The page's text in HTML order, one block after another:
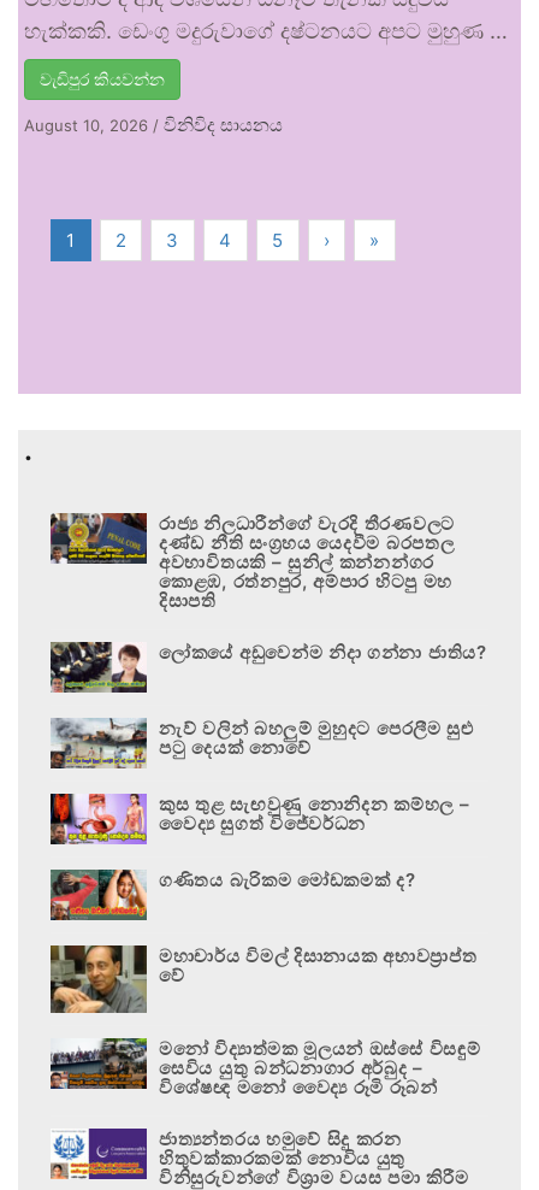
හැක්කකි. ඩෙංගු මදුරුවාගේ දෂ්ටනයට අපට මුහුණ …
වැඩිපුර කියවන්න
August 10, 2026 / විනිවිද සායනය
1 2 3 4 5 › »
.
රාජ්‍ය නිලධාරීන්ගේ වැරදි තීරණවලට
දණ්ඩ නීති සංග්‍රහය යෙදවීම බරපතල
අවභාවිතයකි – සුනිල් කන්නන්ගර
කොළඹ, රත්නපුර, අම්පාර හිටපු මහ
දිසාපති
ලෝකයේ අඩුවෙන්ම නිදා ගන්නා ජාතිය?
නැව් වලින් බහලුම් මුහුදට පෙරලීම සුළු
පටු දෙයක් නොවේ
කුස තුළ සැඟවුණු නොනිදන කම්හල –
වෛද්‍ය සුගත් විජේවර්ධන
ගණිතය බැරිකම මෝඩකමක් ද?
මහාචාර්ය විමල් දිසානායක අභාවප්‍රාප්ත
වේ
මනෝ විද්‍යාත්මක මූලයන් ඔස්සේ විසඳුම්
සෙවිය යුතු බන්ධනාගාර අර්බුද –
විශේෂඥ මනෝ වෛද්‍ය රූමි රූබන්
ජාත්‍යන්තරය හමුවේ සිදු කරන
හිතුවක්කාරකමක් නොවිය යුතු
විනිසුරුවන්ගේ විශ්‍රාම වයස පමා කිරීම